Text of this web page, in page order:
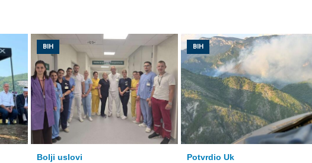
BIH
Bolji uslovi
BIH
Potvrdio Uk